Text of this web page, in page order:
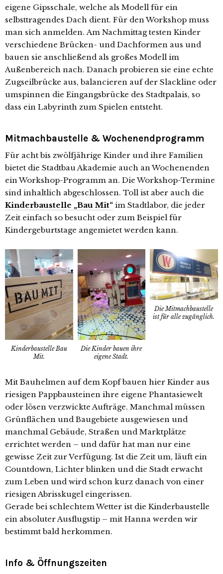
eigene Gipsschale, welche als Modell für ein
selbsttragendes Dach dient. Für den Workshop muss
man sich anmelden. Am Nachmittag testen Kinder
verschiedene Brücken- und Dachformen aus und
bauen sie anschließend als großes Modell im
Außenbereich nach. Danach probieren sie eine echte
Zugseilbrücke aus, balancieren auf der Slackline oder
umspinnen die Eingangsbrücke des Stadtpalais, so
dass ein Labyrinth zum Spielen entsteht.
Mitmachbaustelle & Wochenendprogramm
Für acht bis zwölfjährige Kinder und ihre Familien
bietet die Stadtbau Akademie auch an Wochenenden
ein Workshop-Programm an. Die Workshop-Termine
sind inhaltlich abgeschlossen. Toll ist aber auch die
Kinderbaustelle „Bau Mit“ im Stadtlabor, die jeder
Zeit einfach so besucht oder zum Beispiel für
Kindergeburtstage angemietet werden kann.
Kinderbaustelle Bau
Mit.
Die Kinder bauen ihre
eigene Stadt.
Die Mitmachbaustelle
ist für alle zugänglich.
Mit Bauhelmen auf dem Kopf bauen hier Kinder aus
riesigen Pappbausteinen ihre eigene Phantasiewelt
oder lösen verzwickte Aufträge. Manchmal müssen
Grünflächen und Baugebiete ausgewiesen und
manchmal Gebäude, Straßen und Marktplätze
errichtet werden – und dafür hat man nur eine
gewisse Zeit zur Verfügung. Ist die Zeit um, läuft ein
Countdown, Lichter blinken und die Stadt erwacht
zum Leben und wird schon kurz danach von einer
riesigen Abrisskugel eingerissen.
Gerade bei schlechtem Wetter ist die Kinderbaustelle
ein absoluter Ausflugstip – mit Hanna werden wir
bestimmt bald herkommen.
Info & Öffnungszeiten